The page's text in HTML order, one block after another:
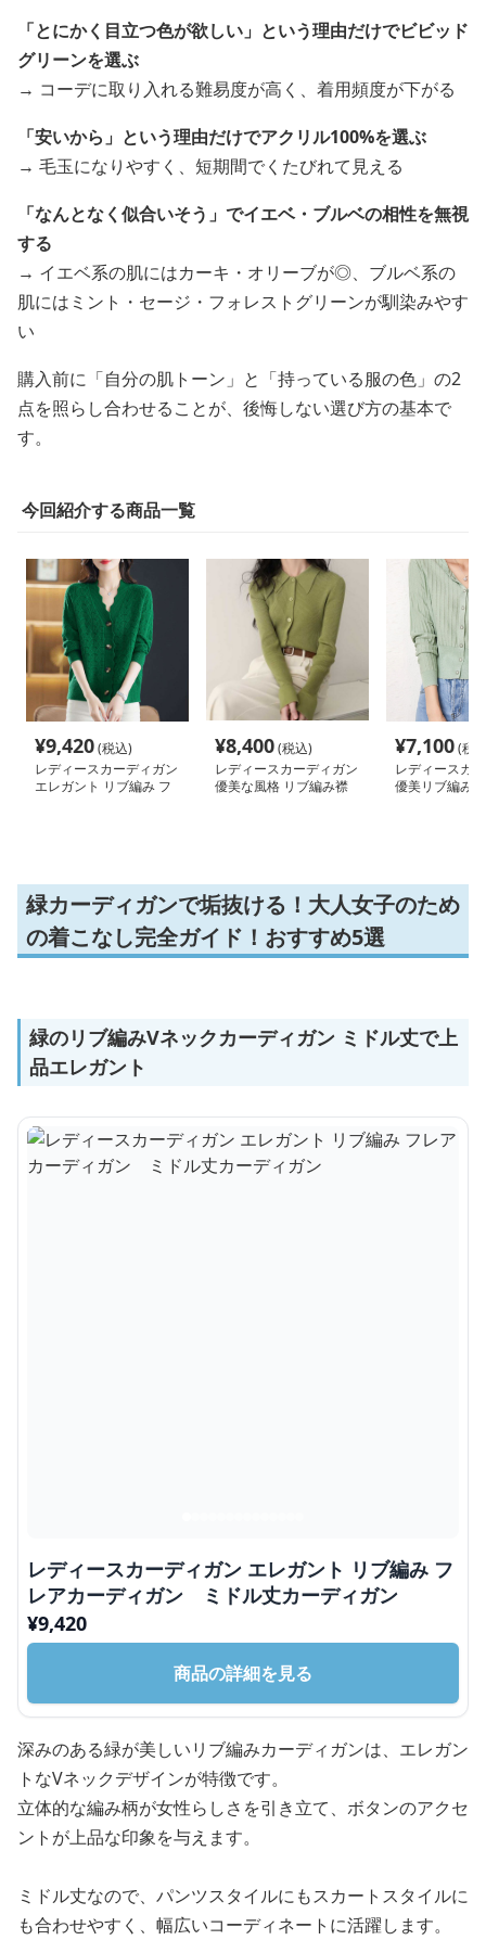
「とにかく目立つ色が欲しい」という理由だけでビビッド
グリーンを選ぶ
→ コーデに取り入れる難易度が高く、着用頻度が下がる
「安いから」という理由だけでアクリル100%を選ぶ
→ 毛玉になりやすく、短期間でくたびれて見える
「なんとなく似合いそう」でイエベ・ブルベの相性を無視
する
→ イエベ系の肌にはカーキ・オリーブが◎、ブルベ系の
肌にはミント・セージ・フォレストグリーンが馴染みやす
い
購入前に「自分の肌トーン」と「持っている服の色」の2
点を照らし合わせることが、後悔しない選び方の基本で
す。
今回紹介する商品一覧
¥9,420(税込)
レディースカーディガン
エレガント リブ編み フ
¥8,400(税込)
レディースカーディガン
優美な風格 リブ編み襟
¥7,100(税
レディースカ
優美リブ編み
緑カーディガンで垢抜ける！大人女子のため
の着こなし完全ガイド！おすすめ5選
緑のリブ編みVネックカーディガン ミドル丈で上
品エレガント
レディースカーディガン エレガント リブ編み フ
レアカーディガン ミドル丈カーディガン
¥9,420
商品の詳細を見る
深みのある緑が美しいリブ編みカーディガンは、エレガン
トなVネックデザインが特徴です。
立体的な編み柄が女性らしさを引き立て、ボタンのアクセ
ントが上品な印象を与えます。
ミドル丈なので、パンツスタイルにもスカートスタイルに
も合わせやすく、幅広いコーディネートに活躍します。